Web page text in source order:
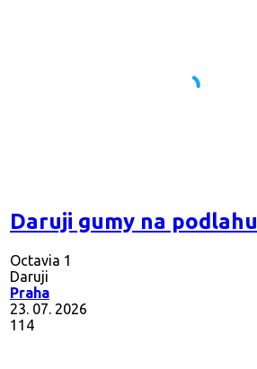
Daruji gumy na podlahu
Octavia 1
Daruji
Praha
23. 07. 2026
114